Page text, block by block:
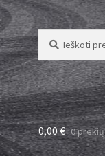
Ieškoti:
Ieškoti
0,00€ 0 prekių